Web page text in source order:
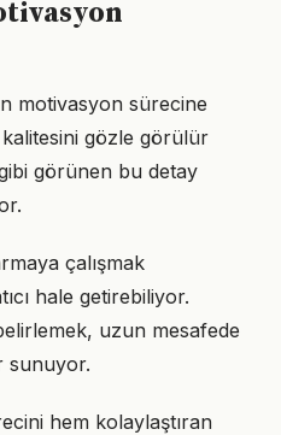
motivasyon sürecine
gözle görülür
görünen bu detay
çalışmak
hale getirebiliyor.
uzun mesafede
sunuyor.
hem kolaylaştıran